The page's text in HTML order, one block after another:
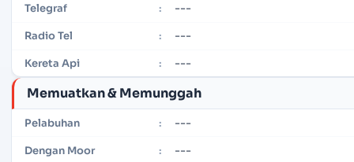
Telegraf : ---
Radio Tel : ---
Kereta Api : ---
Memuatkan & Memunggah
Pelabuhan : ---
Dengan Moor : ---